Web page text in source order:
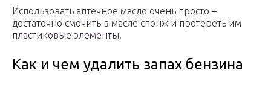
Использовать аптечное масло очень просто –
достаточно смочить в масле спонж и протереть им
пластиковые элементы.
Как и чем удалить запах бензина